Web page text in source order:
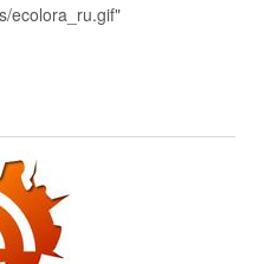
ecolora_ru.gif"